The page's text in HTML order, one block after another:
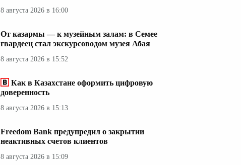
8 августа 2026 в 16:00
От казармы — к музейным залам: в Семее
гвардеец стал экскурсоводом музея Абая
8 августа 2026 в 15:52
Как в Казахстане оформить цифровую
доверенность
8 августа 2026 в 15:13
Freedom Bank предупредил о закрытии
неактивных счетов клиентов
8 августа 2026 в 15:09